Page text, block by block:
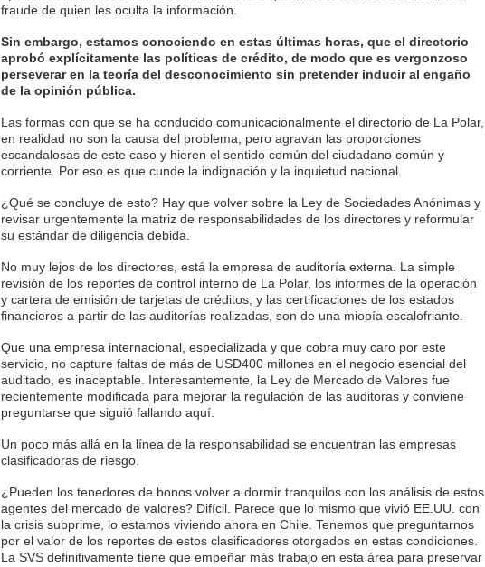
fraude de quien les oculta la información.
Sin embargo, estamos conociendo en estas últimas horas, que el directorio
aprobó explícitamente las políticas de crédito, de modo que es vergonzoso
perseverar en la teoría del desconocimiento sin pretender inducir al engaño
de la opinión pública.
Las formas con que se ha conducido comunicacionalmente el directorio de La Polar,
en realidad no son la causa del problema, pero agravan las proporciones
escandalosas de este caso y hieren el sentido común del ciudadano común y
corriente. Por eso es que cunde la indignación y la inquietud nacional.
¿Qué se concluye de esto? Hay que volver sobre la Ley de Sociedades Anónimas y
revisar urgentemente la matriz de responsabilidades de los directores y reformular
su estándar de diligencia debida.
No muy lejos de los directores, está la empresa de auditoría externa. La simple
revisión de los reportes de control interno de La Polar, los informes de la operación
y cartera de emisión de tarjetas de créditos, y las certificaciones de los estados
financieros a partir de las auditorías realizadas, son de una miopía escalofriante.
Que una empresa internacional, especializada y que cobra muy caro por este
servicio, no capture faltas de más de USD400 millones en el negocio esencial del
auditado, es inaceptable. Interesantemente, la Ley de Mercado de Valores fue
recientemente modificada para mejorar la regulación de las auditoras y conviene
preguntarse que siguió fallando aquí.
Un poco más allá en la línea de la responsabilidad se encuentran las empresas
clasificadoras de riesgo.
¿Pueden los tenedores de bonos volver a dormir tranquilos con los análisis de estos
agentes del mercado de valores? Difícil. Parece que lo mismo que vivió EE.UU. con
la crisis subprime, lo estamos viviendo ahora en Chile. Tenemos que preguntarnos
por el valor de los reportes de estos clasificadores otorgados en estas condiciones.
La SVS definitivamente tiene que empeñar más trabajo en esta área para preservar